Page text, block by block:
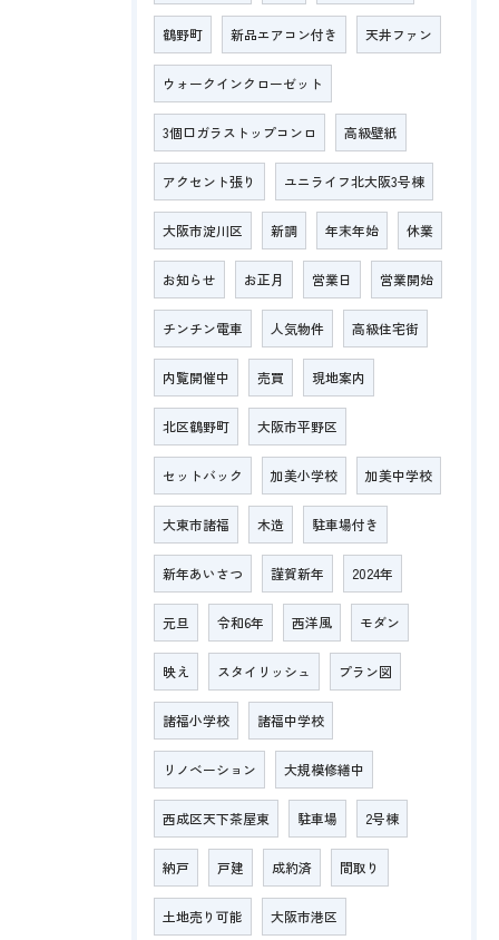
鶴野町 新品エアコン付き 天井ファン
ウォークインクローゼット
3個口ガラストップコンロ 高級壁紙
アクセント張り ユニライフ北大阪3号棟
大阪市淀川区 新調 年末年始 休業
お知らせ お正月 営業日 営業開始
チンチン電車 人気物件 高級住宅街
内覧開催中 売買 現地案内
北区鶴野町 大阪市平野区
セットバック 加美小学校 加美中学校
大東市諸福 木造 駐車場付き
新年あいさつ 謹賀新年 2024年
元旦 令和6年 西洋風 モダン
映え スタイリッシュ プラン図
諸福小学校 諸福中学校
リノベーション 大規模修繕中
西成区天下茶屋東 駐車場 2号棟
納戸 戸建 成約済 間取り
土地売り可能 大阪市港区